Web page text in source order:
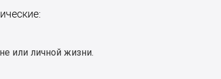
или личной жизни.